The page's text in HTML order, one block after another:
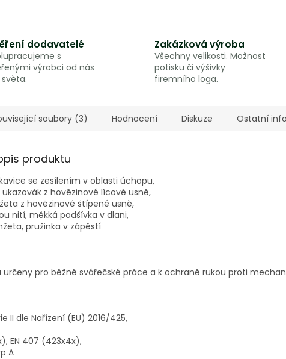
dodavatelé
s
výrobci od nás
světa.
Zakázková výroba
Všechny velikosti. Možnost
potisku či výšivky
firemního loga.
soubory (3) Hodnocení Diskuze Ostatní
produktu
se zesílením v oblasti úchopu,
z hovězinové lícové usně,
z hovězinové štípené usně,
nití, měkká podšívka v dlani,
pružinka v zápěstí
určeny pro běžné svářečské práce a k ochraně rukou proti
II dle Nařízení (EU) 2016/425,
EN 407 (423x4x),
A